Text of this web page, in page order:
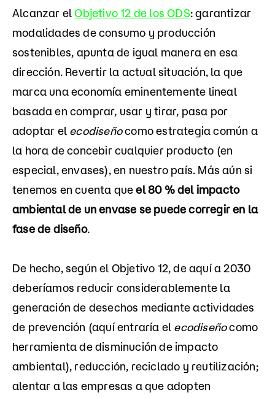
Alcanzar elObjetivo 12 de los ODS: garantizar
modalidades de consumo y producción
sostenibles, apunta de igual manera en esa
dirección. Revertir la actual situación, la que
marca una economía eminentemente lineal
basada en comprar, usar y tirar, pasa por
adoptar el ecodiseñocomo estrategia común a
la hora de concebir cualquier producto (en
especial, envases), en nuestro país. Más aún si
tenemos en cuenta queel 80 % del impacto
ambiental de un envase se puede corregir en la
fase de diseño.
De hecho, según el Objetivo 12, de aquí a 2030
deberíamos reducir considerablemente la
generación de desechos mediante actividades
de prevención (aquí entraría el ecodiseñocomo
herramienta de disminución de impacto
ambiental), reducción, reciclado y reutilización;
alentar a las empresas a que adopten